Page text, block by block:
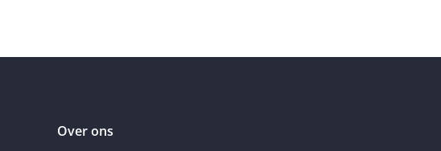
Over ons